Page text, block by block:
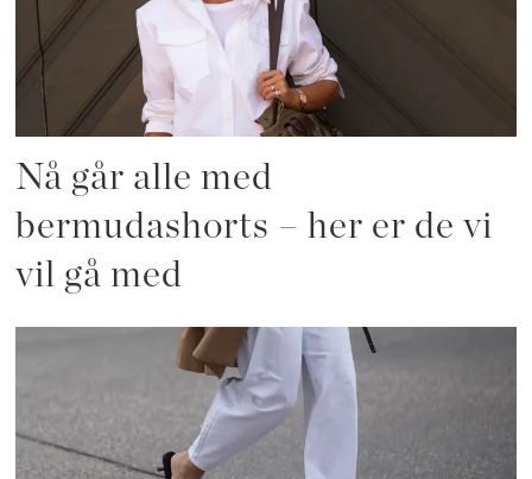
Nå går alle med
bermudashorts – her er de vi
vil gå med